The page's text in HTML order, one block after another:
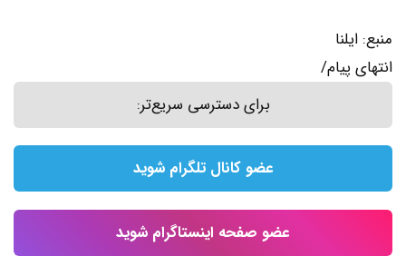
منبع: ایلنا
انتهای پیام/
برای دسترسی سریع‌تر:
عضو کانال تلگرام شوید
عضو صفحه اینستاگرام شوید